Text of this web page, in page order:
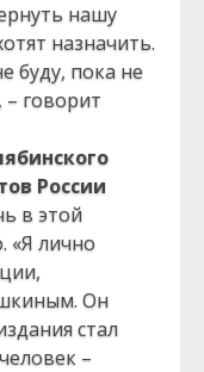
нашу
назначить.
буду, пока не
– говорит
России
в этой
«Я лично
Он
стал
–